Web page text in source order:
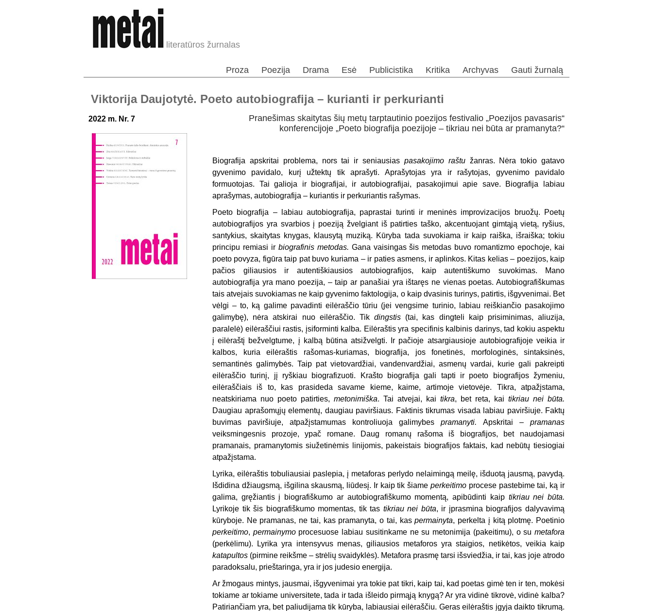
literatūros žurnalas
Proza Poezija Drama Esė Publicistika Kritika Archyvas Gauti žurnalą
Viktorija Daujotytė. Poeto autobiografija – kurianti ir perkurianti
2022 m. Nr. 7
Pranešimas skaitytas šių metų tarptautinio poezijos festivalio „Poezijos pavasaris“
konferencijoje „Poeto biografija poezijoje – tikriau nei būta ar pramanyta?“
Biografija apskritai problema, nors tai ir seniausias pasakojimo raštužanras. Nėra tokio gatavo
gyvenimo pavidalo, kurį užtektų tik aprašyti. Aprašytojas yra ir rašytojas, gyvenimo pavidalo
formuotojas. Tai galioja ir biografijai, ir autobiografijai, pasakojimui apie save. Biografija labiau
aprašymas, autobiografija – kuriantis ir perkuriantis rašymas.
Poeto biografija – labiau autobiografija, paprastai turinti ir meninės improvizacijos bruožų. Poetų
autobiografijos yra svarbios į poeziją žvelgiant iš patirties taško, akcentuojant gimtąją vietą, ryšius,
santykius, skaitytas knygas, klausytą muziką. Kūryba tada suvokiama ir kaip raiška, išraiška; tokiu
principu remiasi ir biografinis metodas. Gana vaisingas šis metodas buvo romantizmo epochoje, kai
poeto povyza, figūra taip pat buvo kuriama – ir paties asmens, ir aplinkos. Kitas kelias – poezijos, kaip
pačios giliausios ir autentiškiausios autobiografijos, kaip autentiškumo suvokimas. Mano
autobiografija yra mano poezija, – taip ar panašiai yra ištaręs ne vienas poetas. Autobiografiškumas
tais atvejais suvokiamas ne kaip gyvenimo faktologija, o kaip dvasinis turinys, patirtis, išgyvenimai. Bet
vėlgi – to, ką galime pavadinti eilėraščio tūriu (jei vengsime turinio, labiau reiškiančio pasakojimo
galimybę), nėra atskirai nuo eilėraščio. Tik dingstis (tai, kas dingteli kaip prisiminimas, aliuzija,
paralelė) eilėraščiui rastis, įsiforminti kalba. Eilėraštis yra specifinis kalbinis darinys, tad kokiu aspektu
į eilėraštį bežvelgtume, į kalbą būtina atsižvelgti. Ir pačioje atsargiausioje autobiografijoje veikia ir
kalbos, kuria eilėraštis rašomas-kuriamas, biografija, jos fonetinės, morfologinės, sintaksinės,
semantinės galimybės. Taip pat vietovardžiai, vandenvardžiai, asmenų vardai, kurie gali pakreipti
eilėraščio turinį, jį ryškiau biografizuoti. Krašto biografija gali tapti ir poeto biografijos žymeniu,
eilėraščiais iš to, kas prasideda savame kieme, kaime, artimoje vietovėje. Tikra, atpažįstama,
neatskiriama nuo poeto patirties, metonimiška. Tai atvejai, kai tikra, bet reta, kai tikriau nei būta.
Daugiau aprašomųjų elementų, daugiau paviršiaus. Faktinis tikrumas visada labiau paviršiuje. Faktų
buvimas paviršiuje, atpažįstamumas kontroliuoja galimybes pramanyti. Apskritai – pramanas
veiksmingesnis prozoje, ypač romane. Daug romanų rašoma iš biografijos, bet naudojamasi
pramanais, pramanytomis siužetinėmis linijomis, pakeistais biografijos faktais, kad nebūtų tiesiogiai
atpažįstama.
Lyrika, eilėraštis tobuliausiai paslepia, į metaforas perlydo nelaimingą meilę, išduotą jausmą, pavydą.
Išdidina džiaugsmą, išgilina skausmą, liūdesį. Ir kaip tik šiameperkeitimo procese pastebime tai, ką ir
galima, gręžiantis į biografiškumo ar autobiografiškumo momentą, apibūdinti kaip tikriau nei būta.
Lyrikoje tik šis biografiškumo momentas, tik tas tikriau nei būta, ir įprasmina biografijos dalyvavimą
kūryboje. Ne pramanas, ne tai, kas pramanyta, o tai, kaspermainyta, perkelta į kitą plotmę. Poetinio
perkeitimo, permainymo procesuose labiau susitinkame ne su metonimija (pakeitimu), o sumetafora
(perkėlimu). Lyrika yra intensyvus menas, giliausios metaforos yra staigios, netikėtos, veikia kaip
katapultos (pirmine reikšme – strėlių svaidyklės). Metafora prasmę tarsi išsviedžia, ir tai, kas joje atrodo
paradoksalu, prieštaringa, yra ir jos judesio energija.
Ar žmogaus mintys, jausmai, išgyvenimai yra tokie pat tikri, kaip tai, kad poetas gimė ten ir ten, mokėsi
tokiame ar tokiame universitete, tada ir tada išleido pirmąją knygą? Ar yra vidinė tikrovė, vidinė kalba?
Patiriančiam yra, bet paliudijama tik kūryba, labiausiai eilėraščiu. Geras eilėraštis įgyja daikto tikrumą.